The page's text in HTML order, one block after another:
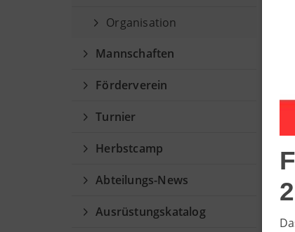
Organisation
Mannschaften
Förderverein
Turnier
Herbstcamp
Abteilungs-News
Ausrüstungskatalog